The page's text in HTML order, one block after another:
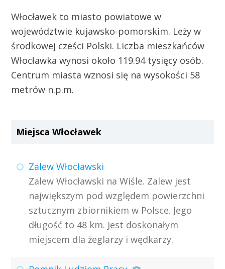
Włocławek to miasto powiatowe w
województwie kujawsko-pomorskim. Leży w
środkowej cześci Polski. Liczba mieszkańców
Włocławka wynosi około 119.94 tysięcy osób.
Centrum miasta wznosi się na wysokości 58
metrów n.p.m.
Miejsca Włocławek
Zalew Włocławski
Zalew Włocławski na Wiśle. Zalew jest
największym pod względem powierzchni
sztucznym zbiornikiem w Polsce. Jego
długość to 48 km. Jest doskonałym
miejscem dla żeglarzy i wędkarzy.